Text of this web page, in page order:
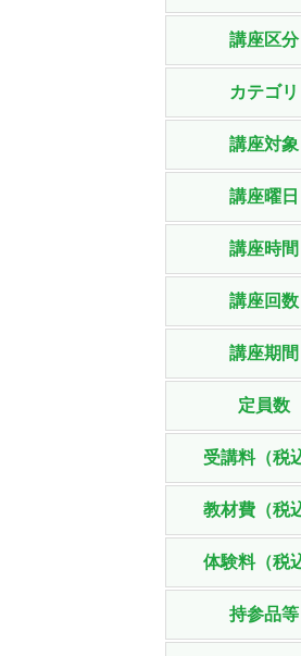
講座区分
カテゴリ
講座対象
講座曜日
講座時間
講座回数
講座期間
定員数
受講料（税
教材費（税
体験料（税
持参品等